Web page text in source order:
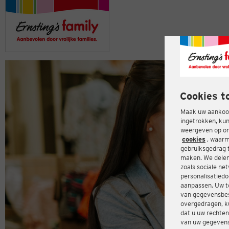
Cookies
Maak uw
ingetrokken,
weergeven op
cookies ,
gebruiksgedrag
maken. We
zoals sociale
aanpassen. Uw
van
overgedragen,
dat u uw
van uw